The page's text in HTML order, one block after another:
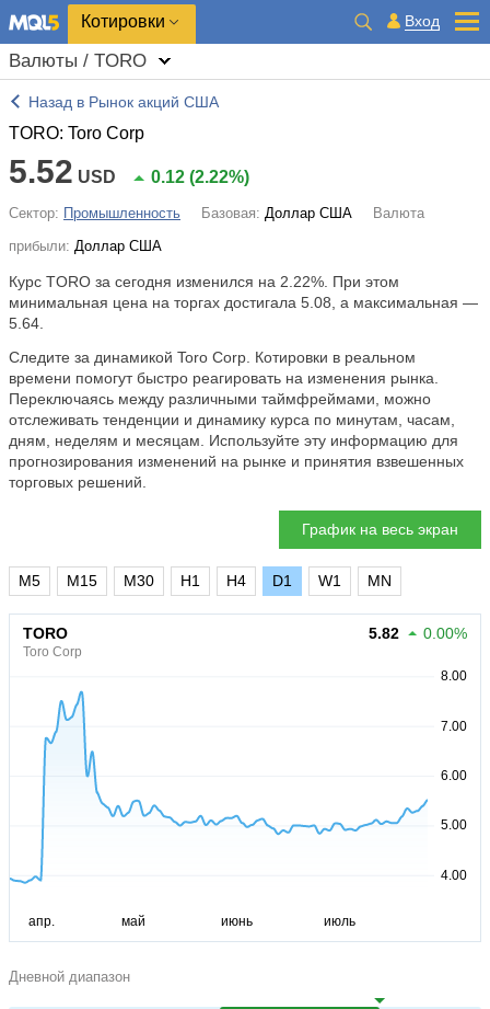
Котировки Вход
Валюты / TORO
Назад в Рынок акций США
TORO: Toro Corp
5.52 USD 0.12 (2.22%)
Сектор: Промышленность Базовая: Доллар США
Валюта
прибыли: Доллар США
Курс TORO за сегодня изменился на 2.22% . При этом
минимальная цена на торгах достигала 5.08, а максимальная —
5.64.
Следите за динамикой Toro Corp. Котировки в реальном
времени помогут быстро реагировать на изменения рынка.
Переключаясь между различными таймфреймами, можно
отслеживать тенденции и динамику курса по минутам, часам,
дням, неделям и месяцам. Используйте эту информацию для
прогнозирования изменений на рынке и принятия взвешенных
торговых решений.
График на весь экран
M5 M15 M30 H1 H4 D1 W1 MN
TORO
Toro Corp
5.82 0.00%
Дневной диапазон